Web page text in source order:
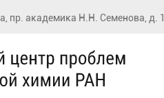
пр. академика Н.Н. Семенова, д. 1